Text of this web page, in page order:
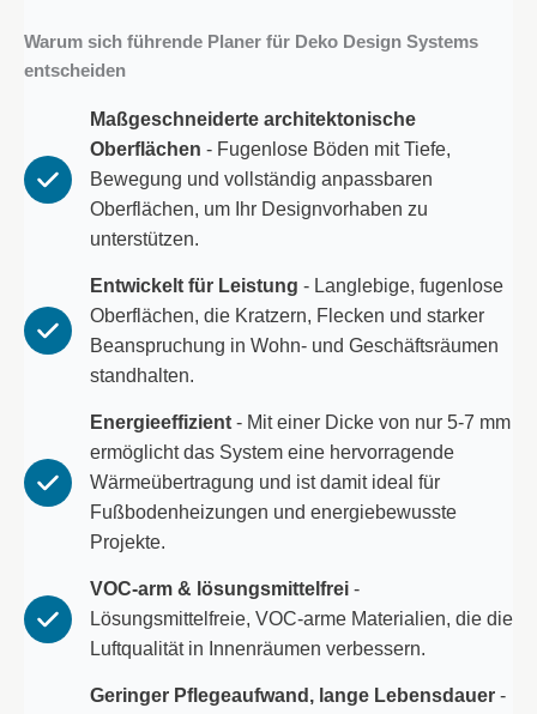
Warum sich führende Planer für Deko Design Systems
entscheiden
Maßgeschneiderte architektonische
Oberflächen - Fugenlose Böden mit Tiefe,
Bewegung und vollständig anpassbaren
Oberflächen, um Ihr Designvorhaben zu
unterstützen.
Entwickelt für Leistung - Langlebige, fugenlose
Oberflächen, die Kratzern, Flecken und starker
Beanspruchung in Wohn- und Geschäftsräumen
standhalten.
Energieeffizient - Mit einer Dicke von nur 5-7 mm
ermöglicht das System eine hervorragende
Wärmeübertragung und ist damit ideal für
Fußbodenheizungen und energiebewusste
Projekte.
VOC-arm & lösungsmittelfrei -
Lösungsmittelfreie, VOC-arme Materialien, die die
Luftqualität in Innenräumen verbessern.
Geringer Pflegeaufwand, lange Lebensdauer -